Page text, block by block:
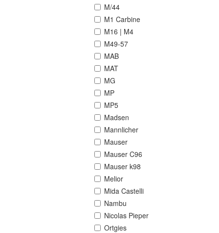
M/44
M1 Carbine
M16 | M4
M49-57
MAB
MAT
MG
MP
MP5
Madsen
Mannlicher
Mauser
Mauser C96
Mauser k98
Melior
Mida Castelli
Nambu
Nicolas Pieper
Ortgies